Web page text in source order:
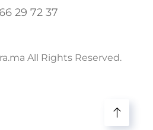
29 72 37
All Rights Reserved.